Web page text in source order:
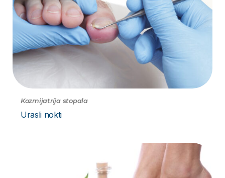
Kozmijatrija stopala
Urasli nokti